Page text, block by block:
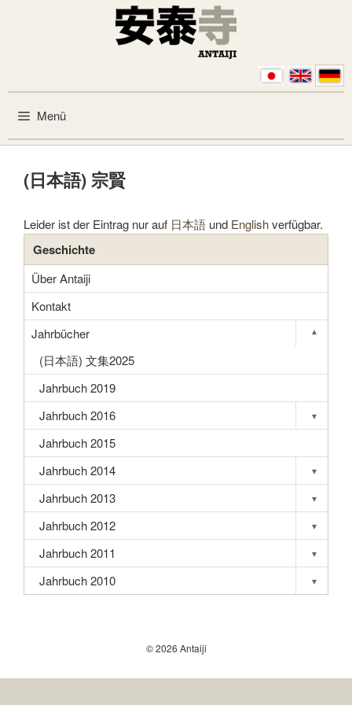
Menü
(日本語) 宗賢
Leider ist der Eintrag nur auf 日本語 und Englishverfügbar.
Geschichte
Über Antaiji
Kontakt
Jahrbücher
▾
(日本語) 文集2025
Jahrbuch 2019
Jahrbuch 2016
▾
Toggle
Jahrbuch 2015
Jahrbuch 2014
▾
Toggle
Jahrbuch 2013 ▾
Toggle
Jahrbuch 2012 ▾
Toggle
Jahrbuch 2011 ▾
Toggle
Jahrbuch 2010 ▾
Toggle
© 2026 Antaiji